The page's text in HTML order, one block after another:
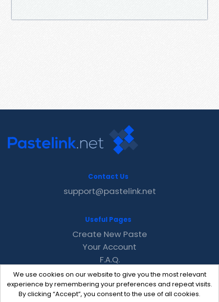
We use cookies on our website to give you the most relevant
experience by remembering your preferences and repeat visits.
By clicking “Accept”, you consent to the use of all cookies.
Contact Us
support@pastelink.net
Useful Pages
Create New Paste
Your Account
F.A.Q.
Recent
Contact